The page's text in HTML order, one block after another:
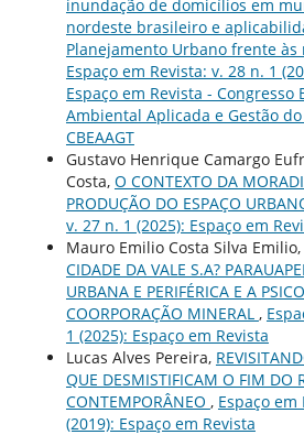
inundação de domicílios em
nordeste brasileiro e
Planejamento Urbano frente
Espaço em Revista: v. 28 n. 1
Espaço em Revista -
Ambiental Aplicada e Gestão
CBEAAGT
Gustavo Henrique Camargo
Costa, O CONTEXTO DA
PRODUÇÃO DO ESPAÇO
v. 27 n. 1 (2025): Espaço em
Mauro Emilio Costa Silva Emilio,
CIDADE DA VALE S.A?
URBANA E PERIFÉRICA E A
COORPORAÇÃO MINERAL ,
1 (2025): Espaço em Revista
Lucas Alves Pereira,
QUE DESMISTIFICAM O FIM DO
CONTEMPORÂNEO , Espaço em
(2019): Espaço em Revista